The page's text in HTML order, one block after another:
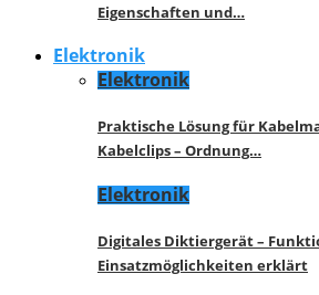
Eigenschaften und…
Elektronik
Elektronik
Praktische Lösung für
Kabelclips – Ordnung…
Elektronik
Digitales Diktiergerät –
Einsatzmöglichkeiten erklärt